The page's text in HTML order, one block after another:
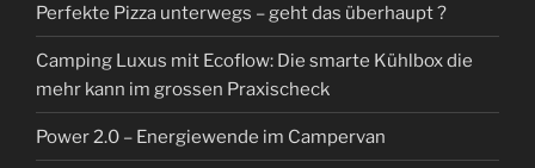
Perfekte Pizza unterwegs – geht das überhaupt ?
Camping Luxus mit Ecoflow: Die smarte Kühlbox die
mehr kann im grossen Praxischeck
Power 2.0 – Energiewende im Campervan